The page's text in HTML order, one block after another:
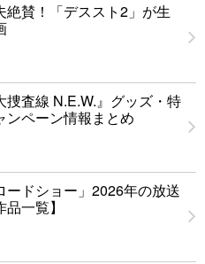
絶賛！「デススト2」が生
捜査線 N.E.W.』グッズ・特
ンペーン情報まとめ
ードショー」2026年の放送
一覧】